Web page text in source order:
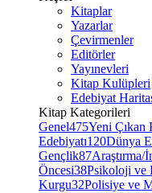
Kitaplar
Yazarlar
Çevirmenler
Editörler
Yayınevleri
Kitap Kulüpleri
Edebiyat
Kitap Kategorileri
Genel475Yeni Çıkan
Edebiyatı120Dünya
Gençlik87Araştırma/
Öncesi38Psikoloji ve
Kurgu32Polisiye ve